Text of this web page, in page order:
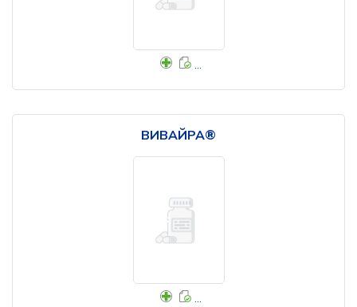
...
ВИВАЙРА®
...